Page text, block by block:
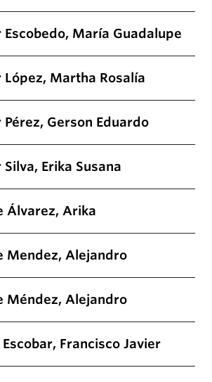
Escobedo, María Guadalupe
López, Martha Rosalía
Gerson Eduardo
Erika Susana
Álvarez, Arika
Mendez, Alejandro
Méndez, Alejandro
Francisco Javier